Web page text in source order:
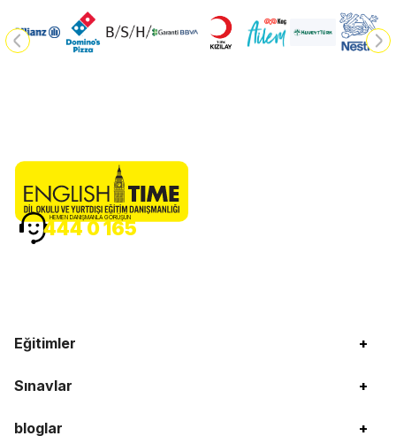
Eğitimler +
Sınavlar +
bloglar +
HEMEN DANIŞMANLA GÖRÜŞÜN
444 0 165